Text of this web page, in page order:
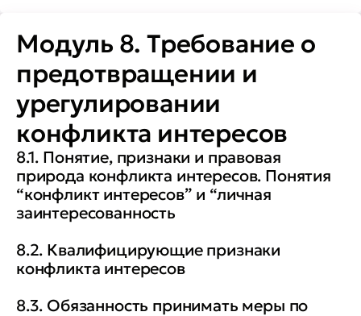
Модуль 8. Требование о
предотвращении и
урегулировании
конфликта интересов
8.1. Понятие, признаки и правовая
природа конфликта интересов. Понятия
“конфликт интересов” и “личная
заинтересованность
8.2. Квалифицирующие признаки
конфликта интересов
8.3. Обязанность принимать меры по